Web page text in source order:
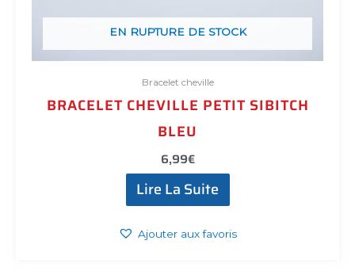
EN RUPTURE DE STOCK
Bracelet cheville
BRACELET CHEVILLE PETIT SIBITCH
BLEU
6,99€
Lire La Suite
Ajouter aux favoris